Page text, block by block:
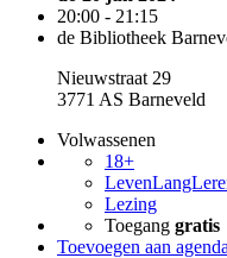
20:00 - 21:15
de Bibliotheek
Nieuwstraat 29
3771 AS Barneveld
Volwassenen
18+
Lezing
Toegang gratis
Toevoegen aan agenda